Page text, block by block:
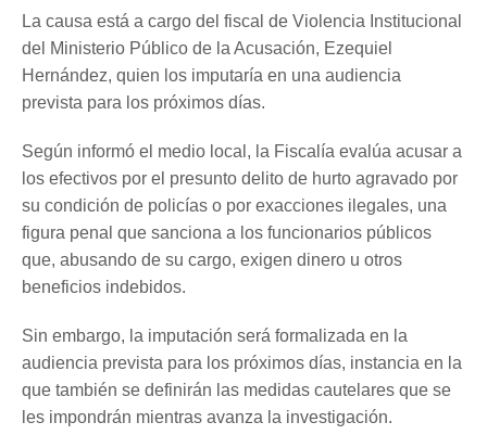
La causa está a cargo del fiscal de Violencia Institucional
del Ministerio Público de la Acusación, Ezequiel
Hernández, quien los imputaría en una audiencia
prevista para los próximos días.
Según informó el medio local, la Fiscalía evalúa acusar a
los efectivos por el presunto delito de hurto agravado por
su condición de policías o por exacciones ilegales, una
figura penal que sanciona a los funcionarios públicos
que, abusando de su cargo, exigen dinero u otros
beneficios indebidos.
Sin embargo, la imputación será formalizada en la
audiencia prevista para los próximos días, instancia en la
que también se definirán las medidas cautelares que se
les impondrán mientras avanza la investigación.